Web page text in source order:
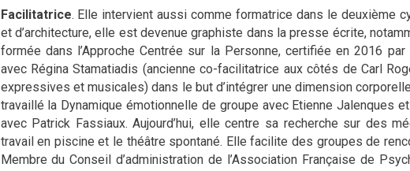
Facilitatrice. Elle intervient aussi comme formatrice dans le deuxième
et d’architecture, elle est devenue graphiste dans la presse écrite,
formée dans l’Approche Centrée sur la Personne, certifiée en 2016
avec Régina Stamatiadis (ancienne co-facilitatrice aux côtés de Carl
expressives et musicales) dans le but d’intégrer une dimension
travaillé la Dynamique émotionnelle de groupe avec Etienne Jalenques
avec Patrick Fassiaux. Aujourd’hui, elle centre sa recherche sur des
travail en piscine et le théâtre spontané. Elle facilite des groupes de
Membre du Conseil d’administration de l’Association Française de